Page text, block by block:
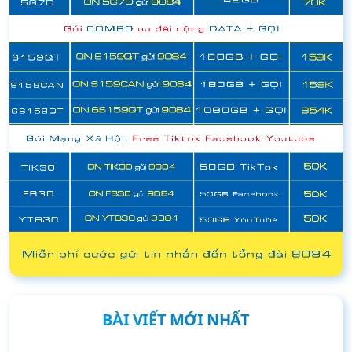
BÀI VIẾT MỚI NHẤT